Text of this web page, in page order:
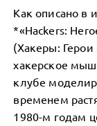
Как описано в
*«Hackers:
(Хакеры:
хакерское
клубе
временем
1980-м годам